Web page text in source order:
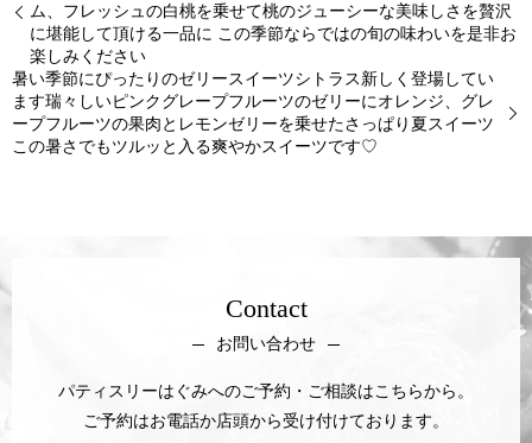
ム、フレッシュの白桃を乗せて桃のジューシーな美味しさを贅沢
に堪能して頂ける一品に この季節ならではの旬の味わいを是非お
楽しみください
暑い季節にぴったりのゼリースイーツシトラス新しく登場してい
ます瑞々しいピンクグレープフルーツのゼリーにオレンジ、グレ
ープフルーツの果肉とレモンゼリーを乗せたさっぱり夏スイーツ
この暑さでもツルッと入る爽やかスイーツです♡
Contact
お問い合わせ
パティスリーはぐみへのご予約・ご相談はこちらから。
ご予約はお電話か店頭から受け付けております。